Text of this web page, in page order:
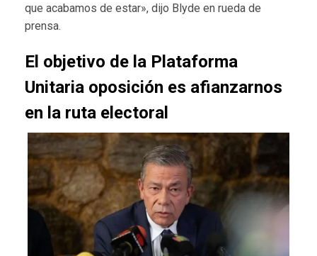
que acabamos de estar», dijo Blyde en rueda de
prensa.
El objetivo de la Plataforma
Unitaria oposición es afianzarnos
en la ruta electoral